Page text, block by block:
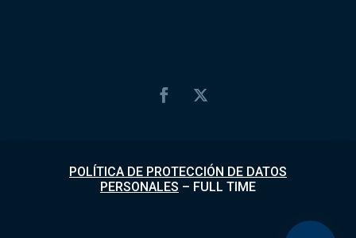
POLÍTICA DE PROTECCIÓN DE DATOS
PERSONALES – FULL TIME